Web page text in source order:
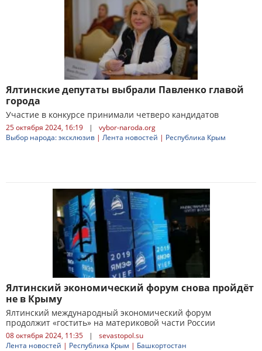
Ялтинские депутаты выбрали Павленко главой
города
Участие в конкурсе принимали четверо кандидатов
25 октября 2024, 16:19 |
vybor-naroda.org
Выбор народа: эксклюзив | Лента новостей | Республика Крым
Ялтинский экономический форум снова пройдёт
не в Крыму
Ялтинский международный экономический форум
продолжит «гостить» на материковой части России
08 октября 2024, 11:35 |
sevastopol.su
Лента новостей | Республика Крым | Башкортостан